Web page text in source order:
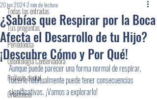
Todas las entradas
Tus preguntas
Periodoncia
Odontología Conservadora
Prótesis dental
Ortodoncia
¿Sabías que Respirar por la Boca
Afecta el Desarrollo de tu Hijo?
¡Descubre Cómo y Por Qué!
20 jun 20242 min de lectura
Aunque puede parecer una forma normal de respirar,
hacerlo habitualmente puede tener consecuencias
significativas. ¡Vamos a explorarlo!